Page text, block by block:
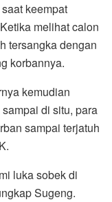
keempat
melihat calon
tersangka dengan
korbannya.
kemudian
di situ, para
sampai terjatuh
luka sobek di
Sugeng.